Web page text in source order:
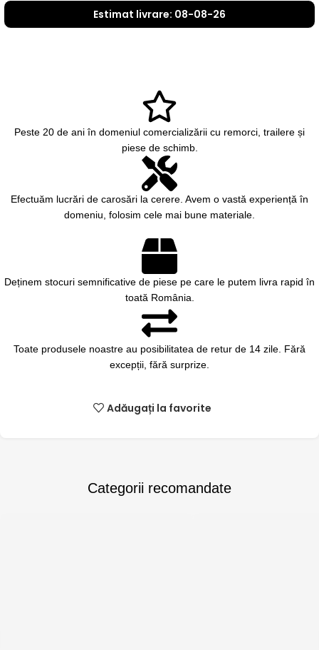
Estimat livrare: 08-08-26
Peste 20 de ani în domeniul comercializării cu remorci, trailere și
piese de schimb.
Efectuăm lucrări de carosări la cerere. Avem o vastă experiență în
domeniu, folosim cele mai bune materiale.
Deținem stocuri semnificative de piese pe care le putem livra rapid în
toată România.
Toate produsele noastre au posibilitatea de retur de 14 zile. Fără
excepții, fără surprize.
Adăugați la favorite
Categorii recomandate